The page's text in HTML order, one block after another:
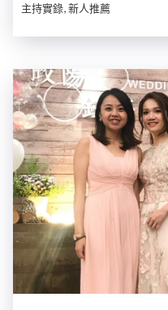
主持實錄, 新人推薦